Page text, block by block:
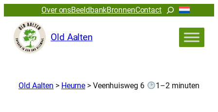
Over onsBeeldbankBronnenContactZoeken
Old Aalten
Old Aalten > Heurne > Veenhuisweg 6 1–2 minuten